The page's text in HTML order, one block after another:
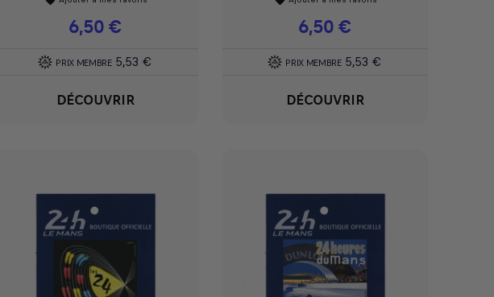
Prix
6,50 €
PRIX MEMBRE 5,53 €
DÉCOUVRIR
Prix
6,50 €
PRIX MEMBRE 5,53 €
DÉCOUVRIR